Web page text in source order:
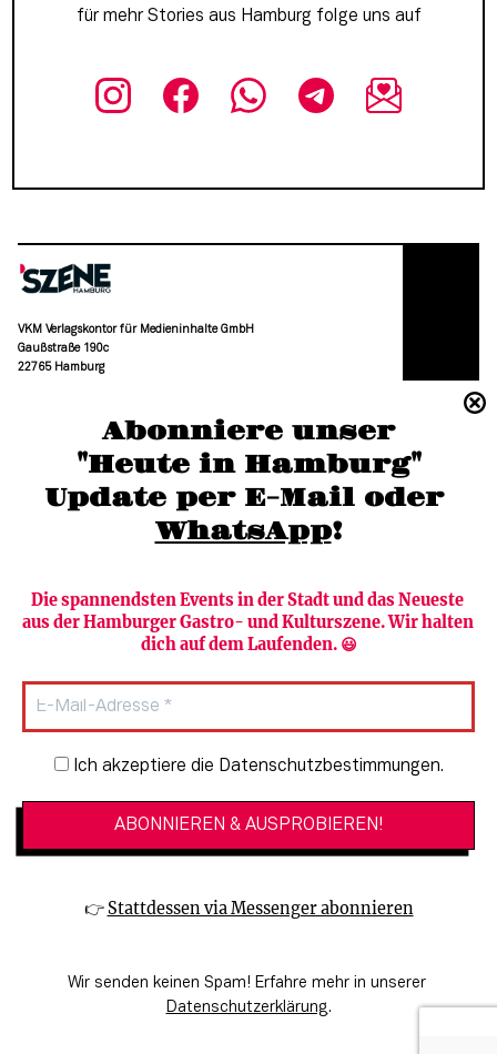
Abonniere unser
"Heute in Hamburg"
Update per E-Mail oder
WhatsApp!
Die spannendsten Events in der Stadt und das Neueste
aus der Hamburger Gastro- und Kulturszene. Wir halten
dich auf dem Laufenden. 😃
Newsletter-Anmeldung
Ich akzeptiere die Datenschutzbestimmungen.
👉 Stattdessen via Messenger abonnieren
Wir senden keinen Spam! Erfahre mehr in unserer
Datenschutzerklärung.
für mehr Stories aus Hamburg folge uns auf
VKM Verlagskontor für Medieninhalte GmbH
Gaußstraße 190c
22765 Hamburg
moc.grubmah-enezs@ofni
Newsletter abonnieren
HAMBURG PUR
🔗 Kinoprogramm
🔗 Genuss-Guide Hamburg
Datenschutzbestimmungen
Barrierefreiheitserklärung